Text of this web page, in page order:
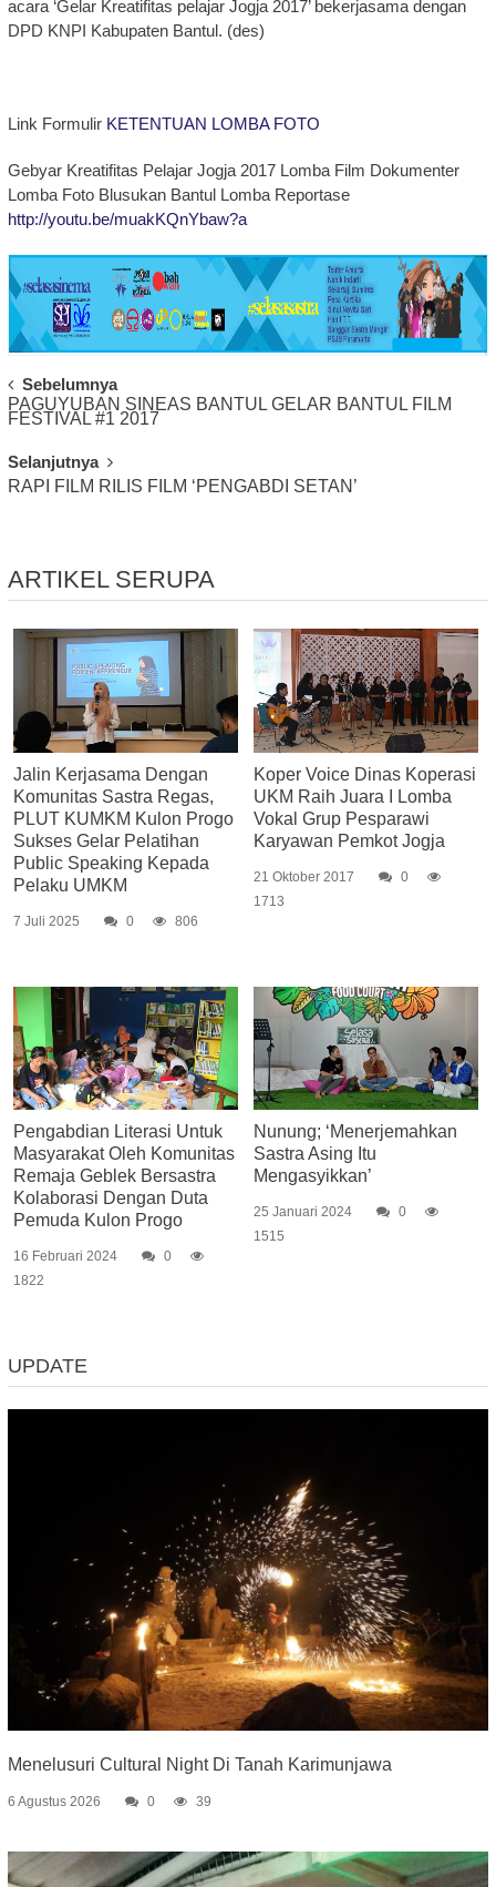
acara ‘Gelar Kreatifitas pelajar Jogja 2017’ bekerjasama dengan
DPD KNPI Kabupaten Bantul. (des)
Link Formulir KETENTUAN LOMBA FOTO
Gebyar Kreatifitas Pelajar Jogja 2017 Lomba Film Dokumenter
Lomba Foto Blusukan Bantul Lomba Reportase
http://youtu.be/muakKQnYbaw?a
Post
Navigation
Sebelumnya
PAGUYUBAN SINEAS BANTUL GELAR BANTUL FILM
FESTIVAL #1 2017
Selanjutnya
RAPI FILM RILIS FILM ‘PENGABDI SETAN’
ARTIKEL SERUPA
Jalin Kerjasama Dengan
Komunitas Sastra Regas,
PLUT KUMKM Kulon Progo
Sukses Gelar Pelatihan
Public Speaking Kepada
Pelaku UMKM
7 Juli 2025 0 806
Koper Voice Dinas Koperasi
UKM Raih Juara I Lomba
Vokal Grup Pesparawi
Karyawan Pemkot Jogja
21 Oktober 2017
0
1713
Pengabdian Literasi Untuk
Masyarakat Oleh Komunitas
Remaja Geblek Bersastra
Kolaborasi Dengan Duta
Pemuda Kulon Progo
16 Februari 2024
0
1822
Nunung; ‘Menerjemahkan
Sastra Asing Itu
Mengasyikkan’
25 Januari 2024
0
1515
UPDATE
Menelusuri Cultural Night Di Tanah Karimunjawa
6 Agustus 2026 0 39